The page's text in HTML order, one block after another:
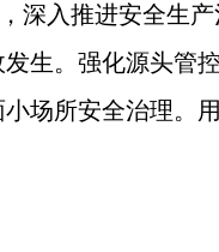
深入推进安全生
生。强化源头管
场所安全治理。